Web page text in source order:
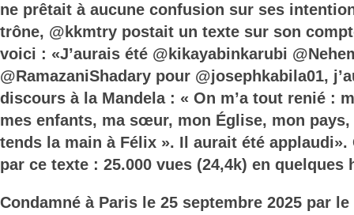
ne prêtait à aucune confusion sur ses
trône, @kkmtry postait un texte sur son
voici : «J’aurais été @kikayabinkarubi
@RamazaniShadary pour @josephkabila01,
discours à la Mandela : « On m’a tout renié :
mes enfants, ma sœur, mon Église, mon
tends la main à Félix ». Il aurait été
par ce texte : 25.000 vues (24,4k) en quelques
Condamné à Paris le 25 septembre 2025 par